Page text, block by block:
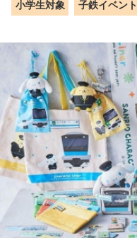
小学生対象 子鉄イベント